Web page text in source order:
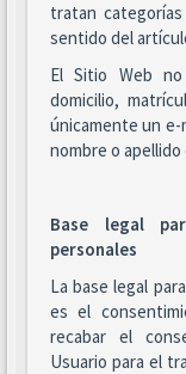
tratan
sentido del
El Sitio Web
domicilio,
únicamente un e-
nombre o apellido
Base legal
personales
La base legal
es el
recabar el
Usuario para el